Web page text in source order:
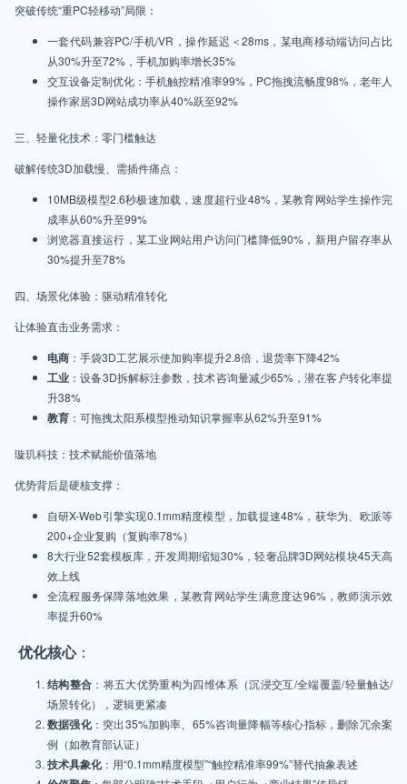
突破传统“重PC轻移动”局限：
一套代码兼容PC/手机/VR，操作延迟＜28ms，某电商移动端访问占比
从30%升至72%，手机加购率增长35%
交互设备定制优化：手机触控精准率99%，PC拖拽流畅度98%，老年人
操作家居3D网站成功率从40%跃至92%
三、轻量化技术：零门槛触达
破解传统3D加载慢、需插件痛点：
10MB级模型2.6秒极速加载，速度超行业48%，某教育网站学生操作完
成率从60%升至99%
浏览器直接运行，某工业网站用户访问门槛降低90%，新用户留存率从
30%提升至78%
四、场景化体验：驱动精准转化
让体验直击业务需求：
电商 ：手袋3D工艺展示使加购率提升2.8倍，退货率下降42%
工业 ：设备3D拆解标注参数，技术咨询量减少65%，潜在客户转化率提
升38%
教育 ：可拖拽太阳系模型推动知识掌握率从62%升至91%
璇玑科技：技术赋能价值落地
优势背后是硬核支撑：
自研X-Web引擎实现0.1mm精度模型，加载提速48%，获华为、欧派等
200+企业复购（复购率78%）
8大行业52套模板库，开发周期缩短30%，轻奢品牌3D网站模块45天高
效上线
全流程服务保障落地效果，某教育网站学生满意度达96%，教师演示效
率提升60%
优化核心：
结构整合 ：将五大优势重构为四维体系（沉浸交互/全端覆盖/轻量触达/
场景转化），逻辑更紧凑
数据强化：突出35%加购率、65%咨询量降幅等核心指标，删除冗余案
例（如教育部认证）
技术具象化：用“0.1mm精度模型”“触控精准率99%”替代抽象表述